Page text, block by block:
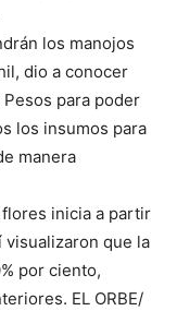
los manojos
dio a conocer
para poder
los insumos para
manera
inicia a partir
visualizaron que la
por ciento,
EL ORBE/